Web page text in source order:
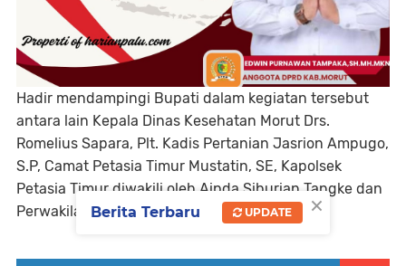
Hadir mendampingi Bupati dalam kegiatan tersebut
antara lain Kepala Dinas Kesehatan Morut Drs.
Romelius Sapara, Plt. Kadis Pertanian Jasrion Ampugo,
S.P, Camat Petasia Timur Mustatin, SE, Kapolsek
Petasia Timur diwakili oleh Aipda Siburian Tangke dan
Perwakilan Danramil 1311-03 Petasia Timur. ×
Berita Terbaru UPDATE